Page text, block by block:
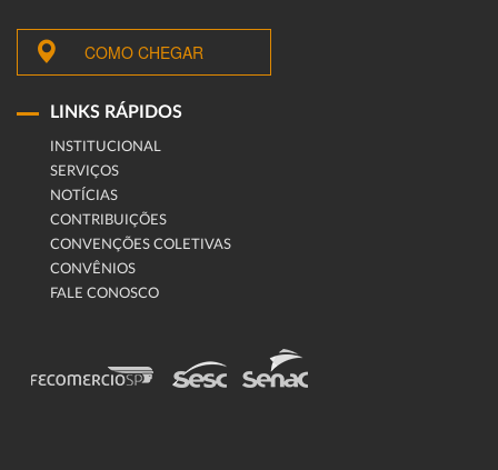
COMO CHEGAR
LINKS RÁPIDOS
INSTITUCIONAL
SERVIÇOS
NOTÍCIAS
CONTRIBUIÇÕES
CONVENÇÕES COLETIVAS
CONVÊNIOS
FALE CONOSCO